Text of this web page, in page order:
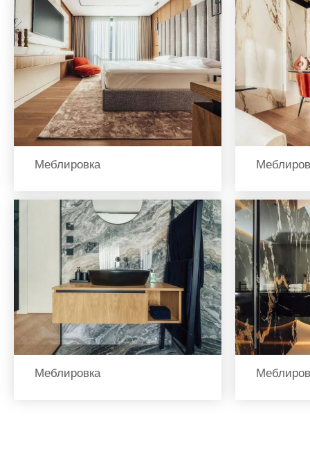
Меблировка
Меблировка